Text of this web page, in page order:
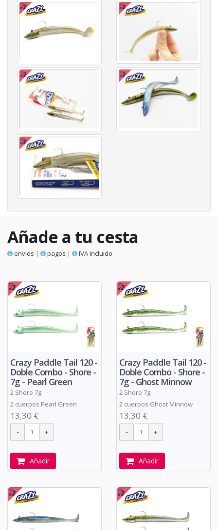
Añade a tu cesta
envios | pagos | IVA incluido
Crazy Paddle Tail 120 -
Doble Combo - Shore -
7g - Pearl Green
2 Shore 7g
2 cuerpos Pearl Green
13,30 €
Añadir
Crazy Paddle Tail 120 -
Doble Combo - Shore -
7g - Ghost Minnow
2 Shore 7g
2 cuerpos Ghost Minnow
13,30 €
Añadir